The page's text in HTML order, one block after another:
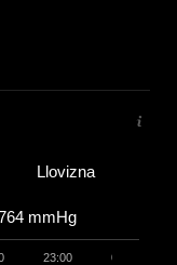
Llovizna
mmHg
23:00 00:00